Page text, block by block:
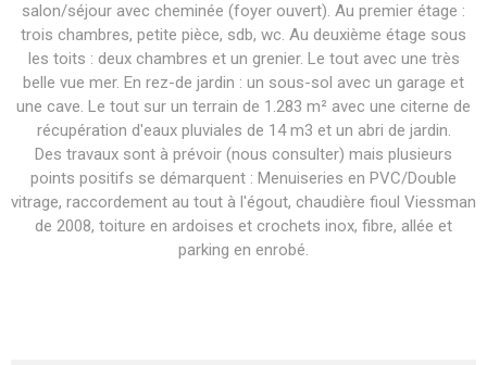
salon/séjour avec cheminée (foyer ouvert). Au premier étage :
trois chambres, petite pièce, sdb, wc. Au deuxième étage sous
les toits : deux chambres et un grenier. Le tout avec une très
belle vue mer. En rez-de jardin : un sous-sol avec un garage et
une cave. Le tout sur un terrain de 1.283 m² avec une citerne de
récupération d'eaux pluviales de 14 m3 et un abri de jardin.
Des travaux sont à prévoir (nous consulter) mais plusieurs
points positifs se démarquent : Menuiseries en PVC/Double
vitrage, raccordement au tout à l'égout, chaudière fioul Viessman
de 2008, toiture en ardoises et crochets inox, fibre, allée et
parking en enrobé.